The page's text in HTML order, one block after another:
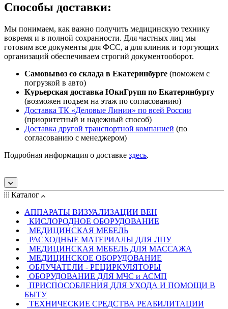
Способы доставки:
Мы понимаем, как важно получить медицинскую технику
вовремя и в полной сохранности. Для частных лиц мы
готовим все документы для ФСС, а для клиник и торгующих
организаций обеспечиваем строгий документооборот.
Самовывоз со склада в Екатеринбурге (поможем с
погрузкой в авто)
Курьерская доставка ЮкиГрупп по Екатеринбургу
(возможен подъем на этаж по согласованию)
Доставка ТК «Деловые Линии» по всей России
(приоритетный и надежный способ)
Доставка другой транспортной компанией (по
согласованию с менеджером)
Подробная информация о доставке здесь.
Каталог
АППАРАТЫ ВИЗУАЛИЗАЦИИ ВЕН
КИСЛОРОДНОЕ ОБОРУДОВАНИЕ
МЕДИЦИНСКАЯ МЕБЕЛЬ
РАСХОДНЫЕ МАТЕРИАЛЫ ДЛЯ ЛПУ
МЕДИЦИНСКАЯ МЕБЕЛЬ ДЛЯ МАССАЖА
МЕДИЦИНСКОЕ ОБОРУДОВАНИЕ
ОБЛУЧАТЕЛИ - РЕЦИРКУЛЯТОРЫ
ОБОРУДОВАНИЕ ДЛЯ МЧС и АСМП
ПРИСПОСОБЛЕНИЯ ДЛЯ УХОДА И ПОМОЩИ В
БЫТУ
ТЕХНИЧЕСКИЕ СРЕДСТВА РЕАБИЛИТАЦИИ